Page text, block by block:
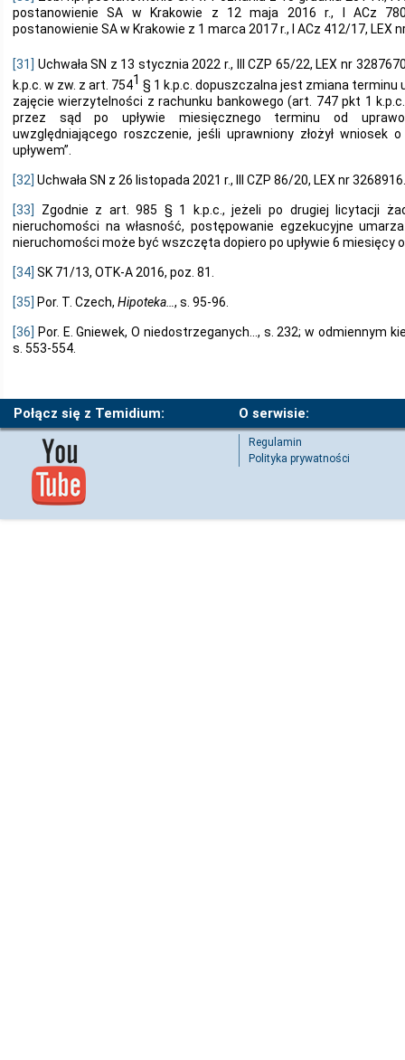
postanowienie SA w Krakowie z 12 maja 2016 r., I ACz
postanowienie SA w Krakowie z 1 marca 2017 r., I ACz 412/17, LEX
[31] Uchwała SN z 13 stycznia 2022 r., III CZP 65/22, LEX nr
k.p.c. w zw. z art. 7541 § 1 k.p.c. dopuszczalna jest zmiana terminu
zajęcie wierzytelności z rachunku bankowego (art. 747 pkt 1
przez sąd po upływie miesięcznego terminu od
uwzględniającego roszczenie, jeśli uprawniony złożył wniosek
upływem”.
[32] Uchwała SN z 26 listopada 2021 r., III CZP 86/20, LEX nr 3268916.
[33]
Zgodnie z art. 985 § 1 k.p.c., jeżeli po drugiej licytacji
nieruchomości na własność, postępowanie egzekucyjne
nieruchomości może być wszczęta dopiero po upływie 6 miesięcy
[34] SK 71/13, OTK-A 2016, poz. 81.
[35] Por. T. Czech, Hipoteka… , s. 95-96.
[36] Por. E. Gniewek, O niedostrzeganych…, s. 232; w odmiennym
s. 553-554.
Połącz się z Temidium: O serwisie:
Regulamin
Polityka prywatności